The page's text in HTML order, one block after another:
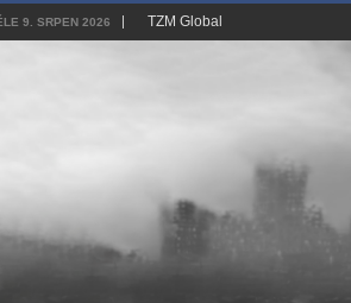
9. SRPEN 2026 TZM Global